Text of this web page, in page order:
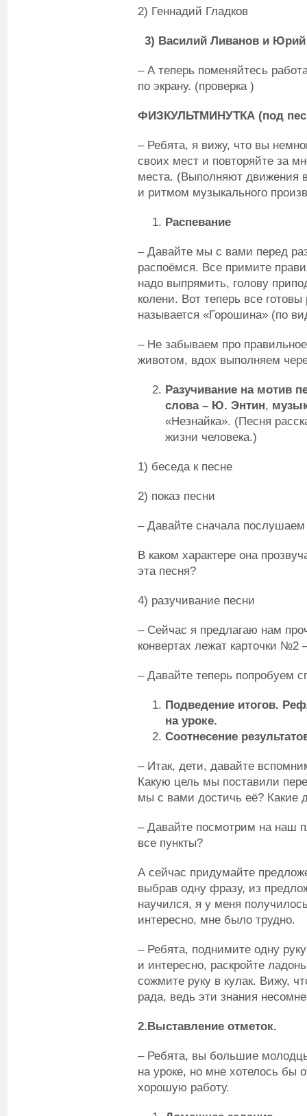
2) Геннадий Гладков
3) Василий Ливанов и
– А теперь поменяйтесь
по экрану. (проверка )
ФИЗКУЛЬТМИНУТКА (под
– Ребята, я вижу, что вы
своих мест и повторяйте за
места. (Выполняют движения
и ритмом музыкального
Распевание
– Давайте мы с вами перед
распоёмся. Все примите
надо выпрямить, голову
колени. Вот теперь все
называется «Горошина» (по
– Не забываем про
животом, вдох выполняем
Разучивание на мотив
слова – Ю. Энтин,
«Незнайка». (Песня
жизни человека.)
1) беседа к песне
2) показ песни
– Давайте сначала
В каком характере она
эта песня?
4) разучивание песни
– Сейчас я предлагаю нам
конвертах лежат карточки №2
– Давайте теперь попробуем
Подведение итогов.
на уроке.
Соотнесение
– Итак, дети, давайте
Какую цель мы поставили
мы с вами достичь её? Какие
– Давайте посмотрим на наш
все пункты?
А сейчас придумайте
выбрав одну фразу, из
научился, я у меня
интересно, мне было трудно.
– Ребята, поднимите одну
и интересно, раскройте
сожмите руку в кулак. Вижу,
рада, ведь эти знания
2.Выставление отметок.
– Ребята, вы большие
на уроке, но мне хотелось бы
хорошую работу.